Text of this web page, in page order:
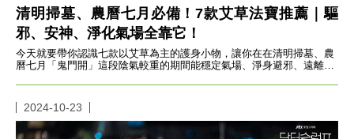
生
活
小
物
推
薦
清明掃墓、農曆七月必備！7款艾草法寶推薦｜驅
邪、安神、淨化氣場全靠它！
今天就要帶你認識七款以艾草為主的護身小物，讓你在在清明掃墓、農
曆七月「鬼門開」這段陰氣較重的期間能穩定氣場、淨身避邪、遠離
2024-10-23